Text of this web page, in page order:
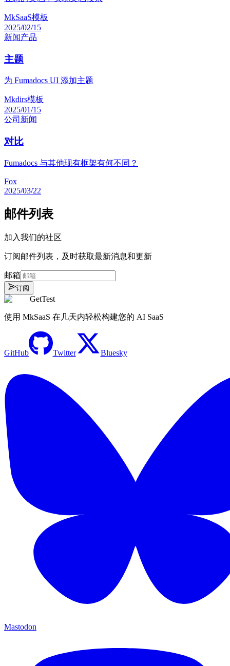
MkSaaS模板
2025/02/15
新闻产品
主题
为 Fumadocs UI 添加主题
Mkdirs模板
2025/01/15
公司 新闻
对比
Fumadocs 与其他现有框架有何不同？
Fox
2025/03/22
邮件列表
加入我们的社区
订阅邮件列表，及时获取最新消息和更新
邮箱
订阅
GetTest
使用 MkSaaS 在几天内轻松构建您的 AI SaaS
GitHub Twitter Bluesky
Mastodon